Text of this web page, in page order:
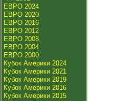
ЕВРО 2024
ЕВРО 2020
ЕВРО 2016
ЕВРО 2012
ЕВРО 2008
ЕВРО 2004
ЕВРО 2000
Кубок Америки 2024
Кубок Америки 2021
Кубок Америки 2019
Кубок Америки 2016
Кубок Америки 2015